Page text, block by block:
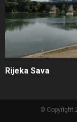
Rijeka Sava
© Copyright